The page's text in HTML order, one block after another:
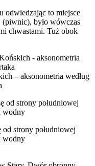
odwiedzając to miejsce
(piwnic), było wówczas
chwastami. Tuż obok
– aksonometria według
strony południowej
wodny